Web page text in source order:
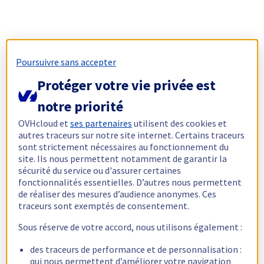
Poursuivre sans accepter
Protéger votre vie privée est
notre priorité
OVHcloud etses partenaires utilisent des cookies et
autres traceurs sur notre site internet. Certains traceurs
sont strictement nécessaires au fonctionnement du
site. Ils nous permettent notamment de garantir la
sécurité du service ou d'assurer certaines
fonctionnalités essentielles. D’autres nous permettent
de réaliser des mesures d’audience anonymes. Ces
traceurs sont exemptés de consentement.
Sous réserve de votre accord, nous utilisons également :
des traceurs de performance et de personnalisation :
qui nous permettent d’améliorer votre navigation